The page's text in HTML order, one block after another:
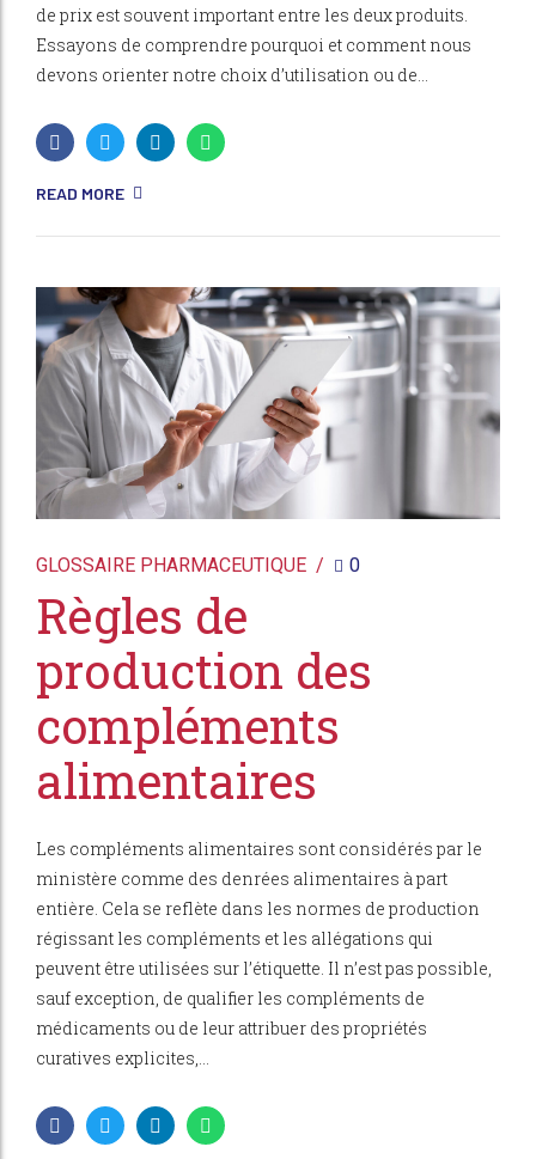
de prix est souvent important entre les deux produits.
Essayons de comprendre pourquoi et comment nous
devons orienter notre choix d’utilisation ou de...
READ MORE
GLOSSAIRE PHARMACEUTIQUE 0
Règles de
production des
compléments
alimentaires
Les compléments alimentaires sont considérés par le
ministère comme des denrées alimentaires à part
entière. Cela se reflète dans les normes de production
régissant les compléments et les allégations qui
peuvent être utilisées sur l’étiquette. Il n’est pas possible,
sauf exception, de qualifier les compléments de
médicaments ou de leur attribuer des propriétés
curatives explicites,...